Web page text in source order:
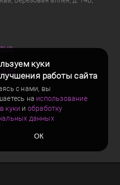
куки
работы сайта
с нами, вы
на использование
куки и обработку
данных
ОК
05